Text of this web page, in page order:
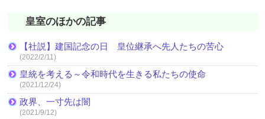
皇室のほかの記事
【社説】建国記念の日 皇位継承へ先人たちの苦心
(2022/2/11)
皇統を考える～令和時代を生きる私たちの使命
(2021/12/24)
政界、一寸先は闇
(2021/9/12)